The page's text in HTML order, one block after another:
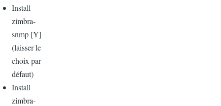
Install
zimbra-
snmp [Y]
(laisserle
choix par
défaut)
Install
zimbra-